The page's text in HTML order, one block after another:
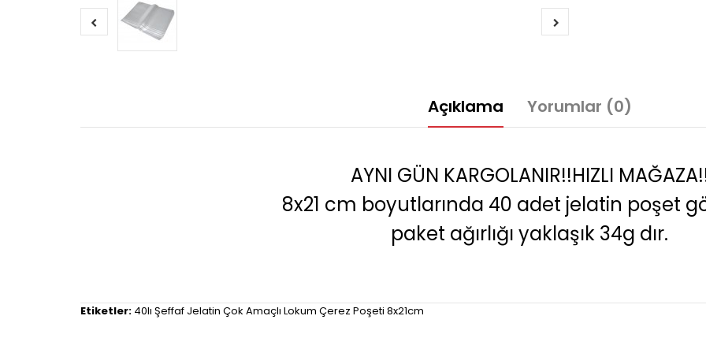
Açıklama Yorumlar (0)
AYNI GÜN KARGOLANIR!!HIZLI
8x21 cm boyutlarında 40 adet jelatin poşet
paket ağırlığı yaklaşık 34g dır.
Etiketler: 40lı Şeffaf Jelatin Çok Amaçlı Lokum Çerez Poşeti 8x21cm